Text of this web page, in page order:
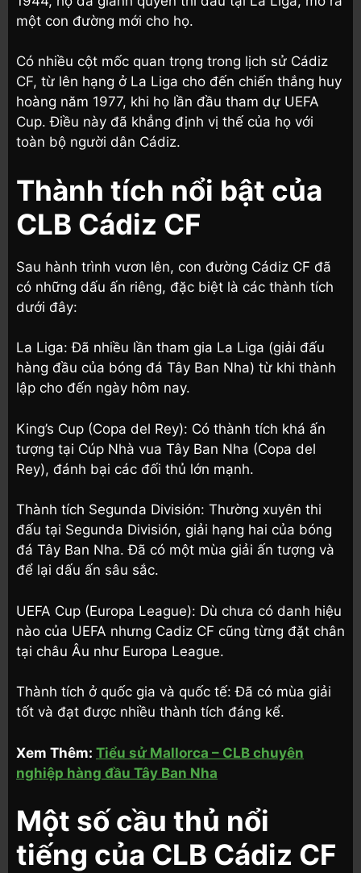
một con đường mới cho họ.
Có nhiều cột mốc quan trọng trong lịch sử Cádiz
CF, từ lên hạng ở La Liga cho đến chiến thắng huy
hoàng năm 1977, khi họ lần đầu tham dự UEFA
Cup. Điều này đã khẳng định vị thế của họ với
toàn bộ người dân Cádiz.
Thành tích nổi bật của
CLB Cádiz CF
Sau hành trình vươn lên, con đường Cádiz CF đã
có những dấu ấn riêng, đặc biệt là các thành tích
dưới đây:
La Liga: Đã nhiều lần tham gia La Liga (giải đấu
hàng đầu của bóng đá Tây Ban Nha) từ khi thành
lập cho đến ngày hôm nay.
King’s Cup (Copa del Rey): Có thành tích khá ấn
tượng tại Cúp Nhà vua Tây Ban Nha (Copa del
Rey), đánh bại các đối thủ lớn mạnh.
Thành tích Segunda División: Thường xuyên thi
đấu tại Segunda División, giải hạng hai của bóng
đá Tây Ban Nha. Đã có một mùa giải ấn tượng và
để lại dấu ấn sâu sắc.
UEFA Cup (Europa League): Dù chưa có danh hiệu
nào của UEFA nhưng Cadiz CF cũng từng đặt chân
tại châu Âu như Europa League.
Thành tích ở quốc gia và quốc tế: Đã có mùa giải
tốt và đạt được nhiều thành tích đáng kể.
Xem Thêm: Tiểu sử Mallorca – CLB chuyên
nghiệp hàng đầu Tây Ban Nha
Một số cầu thủ nổi
tiếng của CLB Cádiz CF